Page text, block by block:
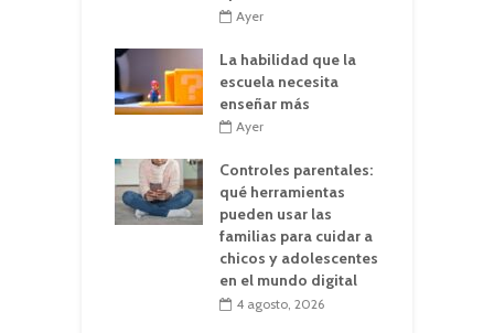
Ayer
La habilidad que la
escuela necesita
enseñar más
Ayer
Controles parentales:
qué herramientas
pueden usar las
familias para cuidar a
chicos y adolescentes
en el mundo digital
4 agosto, 2026